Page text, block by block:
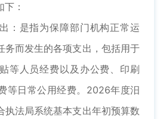
：
是指为保障部门机构正常运
务而发生的各项支出，包括用于
等人员经费以及办公费、印刷
等日常公用经费。2026年度汨
执法局系统基本支出年初预算数